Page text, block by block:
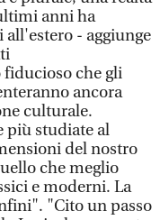
anni ha
- aggiunge
fiducioso che gli
ancora
culturale.
più studiate al
del nostro
che meglio
e moderni. La
"Cito un passo